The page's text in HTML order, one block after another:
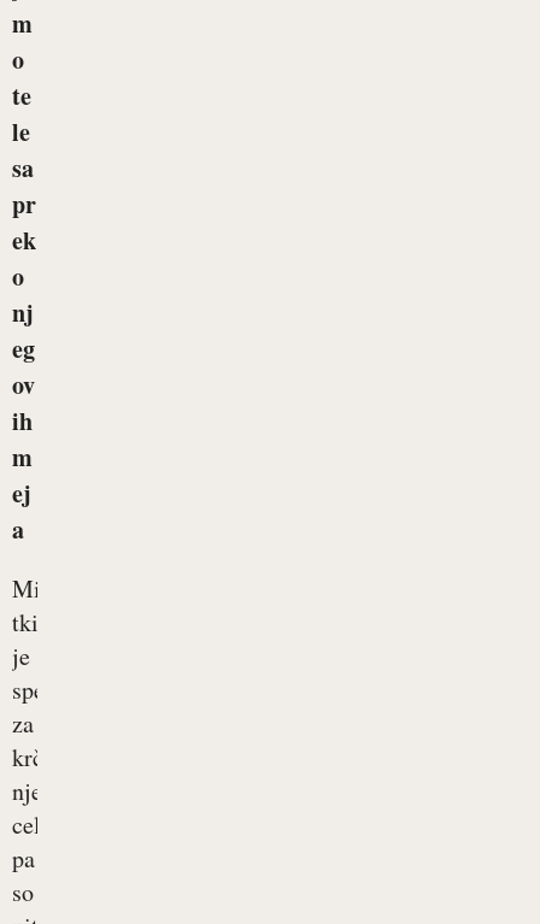
m
o
te
le
sa
pr
ek
o
nj
eg
ov
ih
m
ej
a
Mišično
tkivo
je
specializirano
za
krčenje,
njegove
celice
pa
so